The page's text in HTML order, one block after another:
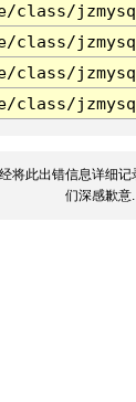
class/
class/
class/
class/
将此出错信息详细
们深感歉意.